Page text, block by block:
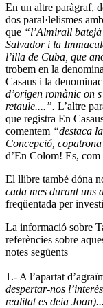
En un altre paràgraf,
dos paral·lelismes
que “l’Almirall
Salvador i la
l’illa de Cuba, que
trobem en la
Casaus i la
d’origen romànic on
retaule....”. L’altre
que registra En
comentem “destaca
Concepció,
d’En Colom! Es,
El llibre també dóna
cada mes durant uns
freqüentada per
La informació sobre
referències sobre
notes següents
1.- A l’apartat
despertar-nos
realitat es deia Joan)...